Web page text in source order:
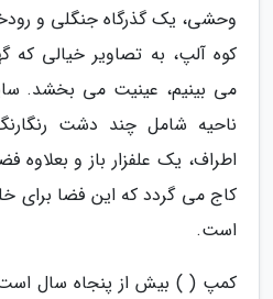
وحشی، یک گذرگاه جنگلی و
کوه آلپ، به تصاویر خیالی که
می بینیم، عینیت می بخشد.
ناحیه شامل چند دشت
اطراف، یک علفزار باز و بعلاوه
کاج می گردد که این فضا برای
است.
کمپ ( ) بیش از پنجاه سال